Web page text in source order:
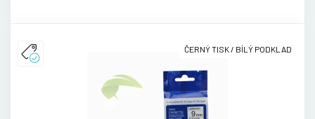
ČERNÝ TISK / BÍLÝ PODKLAD